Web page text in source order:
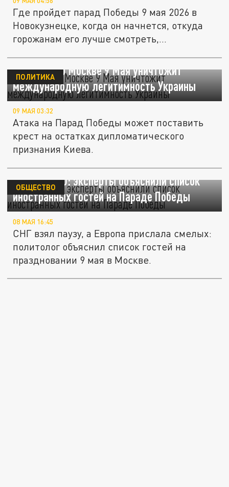
Где пройдет парад Победы 9 мая 2026 в
Новокузнецке, когда он начнется, откуда
горожанам его лучше смотреть,...
HC: удар по Москве 9 Мая уничтожит
международную легитимность Украины
ПОЛИТИКА
09 МАЯ 03:32
Атака на Парад Победы может поставить
крест на остатках дипломатического
признания Киева.
Назло НАТО: эксперты объяснили список
иностранных гостей на Параде Победы
ОБЩЕСТВО
08 МАЯ 16:45
СНГ взял паузу, а Европа прислала смелых:
политолог объяснил список гостей на
праздновании 9 мая в Москве.